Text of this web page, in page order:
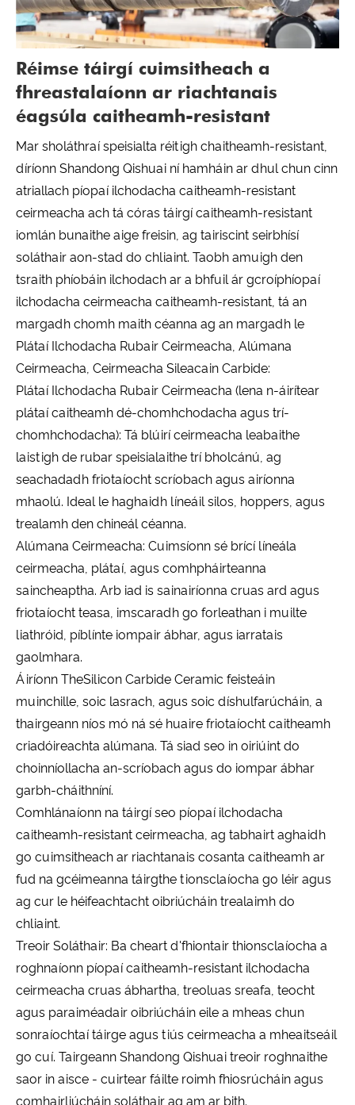
Réimse táirgí cuimsitheach a
fhreastalaíonn ar riachtanais
éagsúla caitheamh-resistant
Mar sholáthraí speisialta réitigh chaitheamh-resistant,
díríonn Shandong Qishuai ní hamháin ar dhul chun cinn
atriallach píopaí ilchodacha caitheamh-resistant
ceirmeacha ach tá córas táirgí caitheamh-resistant
iomlán bunaithe aige freisin, ag tairiscint seirbhísí
soláthair aon-stad do chliaint. Taobh amuigh den
tsraith phíobáin ilchodach ar a bhfuil ár gcroíphíopaí
ilchodacha ceirmeacha caitheamh-resistant, tá an
margadh chomh maith céanna ag an margadh le
Plátaí Ilchodacha Rubair Ceirmeacha, Alúmana
Ceirmeacha, Ceirmeacha Sileacain Carbide:
Plátaí Ilchodacha Rubair Ceirmeacha (lena n-áirítear
plátaí caitheamh dé-chomhchodacha agus trí-
chomhchodacha): Tá blúirí ceirmeacha leabaithe
laistigh de rubar speisialaithe trí bholcánú, ag
seachadadh friotaíocht scríobach agus airíonna
mhaolú. Ideal le haghaidh líneáil silos, hoppers, agus
trealamh den chineál céanna.
Alúmana Ceirmeacha: Cuimsíonn sé brící líneála
ceirmeacha, plátaí, agus comhpháirteanna
saincheaptha. Arb iad is sainairíonna cruas ard agus
friotaíocht teasa, imscaradh go forleathan i muilte
liathróid, píblínte iompair ábhar, agus iarratais
gaolmhara.
Áiríonn TheSilicon Carbide Ceramic feisteáin
muinchille, soic lasrach, agus soic díshulfarúcháin, a
thairgeann níos mó ná sé huaire friotaíocht caitheamh
criadóireachta alúmana. Tá siad seo in oiriúint do
choinníollacha an-scríobach agus do iompar ábhar
garbh-cháithníní.
Comhlánaíonn na táirgí seo píopaí ilchodacha
caitheamh-resistant ceirmeacha, ag tabhairt aghaidh
go cuimsitheach ar riachtanais cosanta caitheamh ar
fud na gcéimeanna táirgthe tionsclaíocha go léir agus
ag cur le héifeachtacht oibriúcháin trealaimh do
chliaint.
Treoir Soláthair: Ba cheart d'fhiontair thionsclaíocha a
roghnaíonn píopaí caitheamh-resistant ilchodacha
ceirmeacha cruas ábhartha, treoluas sreafa, teocht
agus paraiméadair oibriúcháin eile a mheas chun
sonraíochtaí táirge agus tiús ceirmeacha a mheaitseáil
go cuí. Tairgeann Shandong Qishuai treoir roghnaithe
saor in aisce - cuirtear fáilte roimh fhiosrúcháin agus
comhairliúcháin soláthair ag am ar bith.